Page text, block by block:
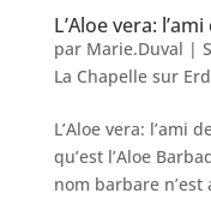
L’Aloe vera:
par Marie.Duval |
La Chapelle sur
L’Aloe vera: l’ami
qu’est l’Aloe
nom barbare